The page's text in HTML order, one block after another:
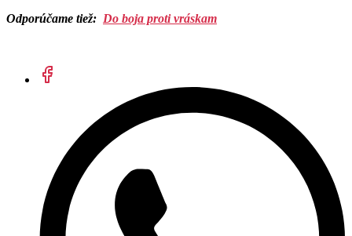
Odporúčame tiež: Do boja proti vráskam